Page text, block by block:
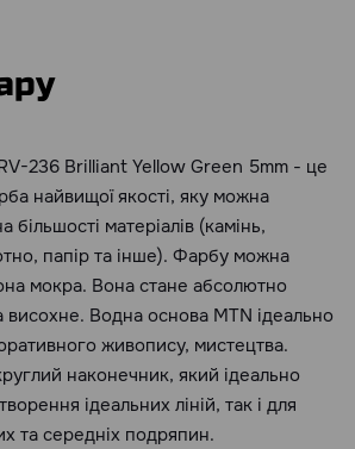
236 Brilliant Yellow Green 5mm - це
найвищої якості, яку можна
більшості матеріалів (камінь,
папір та інше). Фарбу можна
мокра. Вона стане абсолютно
висохне. Водна основа MTN ідеально
живопису, мистецтва.
наконечник, який ідеально
ідеальних ліній, так і для
та середніх подряпин.